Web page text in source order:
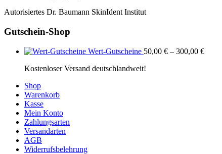
Autorisiertes Dr. Baumann SkinIdent Institut
Gutschein-Shop
Wert-Gutscheine 50,00 € – 300,00 €
Kostenloser Versand deutschlandweit!
Shop
Warenkorb
Kasse
Mein Konto
Zahlungsarten
Versandarten
AGB
Widerrufsbelehrung